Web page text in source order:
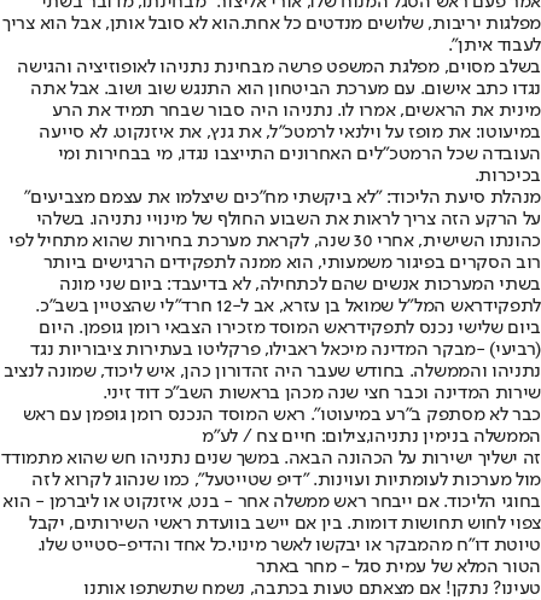
מפלגות יריבות, שלושים מנדטים כל אחת.הוא לא סובל אותן, אבל הוא צריך
לעבוד איתן".
בשלב מסוים, מפלגת המשפט פרשה מבחינת נתניהו לאופוזיציה והגישה
נגדו כתב אישום. עם מערכת הביטחון הוא התנגש שוב ושוב. אבל אתה
מינית את הראשים, אמרו לו. נתניהו היה סבור שבחר תמיד את הרע
במיעוטו: את מופז על וילנאי לרמטכ"ל, את גנץ, את איזנקוט. לא סייעה
העובדה שכל הרמטכ"לים האחרונים התייצבו נגדו, מי בבחירות ומי
בכיכרות.
מנהלת סיעת הליכוד: "לא ביקשתי מח"כים שיצלמו את עצמם מצביעים"
על הרקע הזה צריך לראות את השבוע החולף של מינויי נתניהו. בשלהי
כהונתו השישית, אחרי 30 שנה, לקראת מערכת בחירות שהוא מתחיל לפי
רוב הסקרים בפיגור משמעותי, הוא ממנה לתפקידים הרגישים ביותר
בשתי המערכות אנשים שהם לכתחילה, לא בדיעבד: ביום שני מונה
לתפקידראש המל"ל שמואל בן עזרא, אב ל-12 חרד"לי שהצטיין בשב"כ
.
ביום שלישי נכנס לתפקידראש המוסד מזכירו הצבאי רומן גופמן. היום
(רביעי) -מבקר המדינה מיכאל ראבילו, פרקליטו בעתירות ציבוריות נגד
נתניהו והממשלה. בחודש שעבר היה זהדורון כהן, איש ליכוד, שמונה לנציב
שירות המדינה וכבר חצי שנה מכהן בראשות השב"כ דוד זיני.
כבר לא מסתפק ב"רע במיעוטו". ראש המוסד הנכנס רומן גופמן עם ראש
הממשלה בנימין נתניהו,צילום: חיים צח / לע"מ
זה ישליך ישירות על הכהונה הבאה. במשך שנים נתניהו חש שהוא מתמודד
מול מערכות לעומתיות ועוינות. "דיפ שטייטעל", כמו שנהוג לקרוא לזה
בחוגי הליכוד. אם ייבחר ראש ממשלה אחר - בנט, איזנקוט או ליברמן - הוא
צפוי לחוש תחושות דומות. בין אם יישב בוועדת ראשי השירותים, יקבל
טיוטת דו"ח מהמבקר או יבקשו לאשר מינוי.כל אחד והדיפ-סטייט שלו.
הטור המלא של עמית סגל - מחר באתר
טעינו? נתקן! אם מצאתם טעות בכתבה, נשמח שתשתפו אותנו